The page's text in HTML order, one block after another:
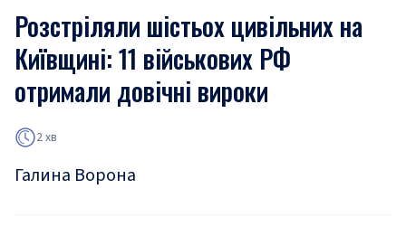
Розстріляли шістьох цивільних на
Київщині: 11 військових РФ
отримали довічні вироки
2 хв
Галина Ворона